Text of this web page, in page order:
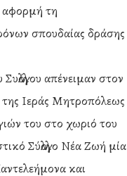
τη
σπουδαίας δράσης
απένειμαν στον
Ιεράς Μητροπόλεως
του στο χωριό του
Σύλλογο Νέα Ζωή μία
και